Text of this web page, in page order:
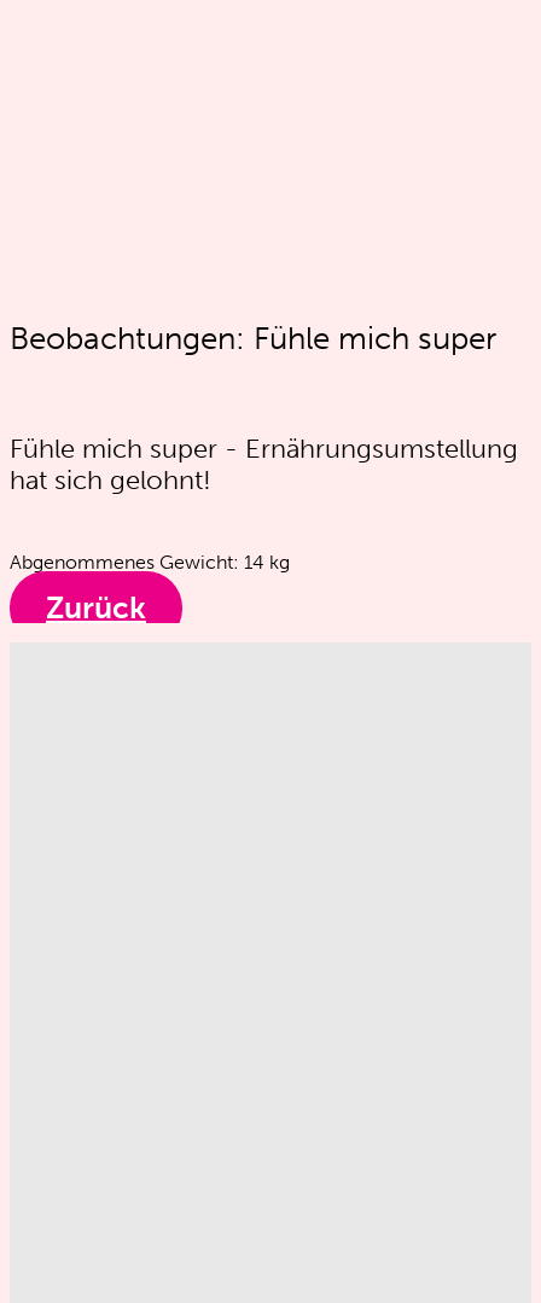
Beobachtungen: Fühle mich super
Fühle mich super - Ernährungsumstellung
hat sich gelohnt!
Abgenommenes Gewicht: 14 kg
Zurück